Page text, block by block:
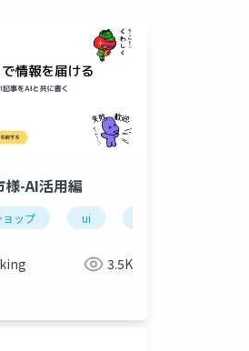
興演劇 簡易プロトタイプ
様-AI活用編
ョップ ui
3.5K